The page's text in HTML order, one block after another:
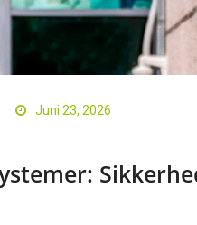
Juni 23, 2026